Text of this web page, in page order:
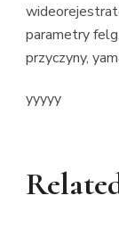
parametry
przyczyny,
yyyyy